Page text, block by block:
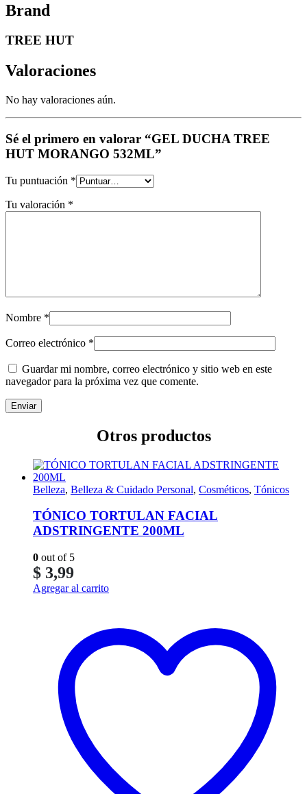
Brand
TREE HUT
Valoraciones
No hay valoraciones aún.
Sé el primero en valorar “GEL DUCHA TREE
HUT MORANGO 532ML”
Tu puntuación *
Tu valoración *
Nombre *
Correo electrónico *
Guardar mi nombre, correo electrónico y sitio web en este
navegador para la próxima vez que comente.
Otros productos
Belleza, Belleza & Cuidado Personal, Cosméticos, Tónicos
TÓNICO TORTULAN FACIAL
ADSTRINGENTE 200ML
0 out of 5
$ 3,99
Agregar al carrito